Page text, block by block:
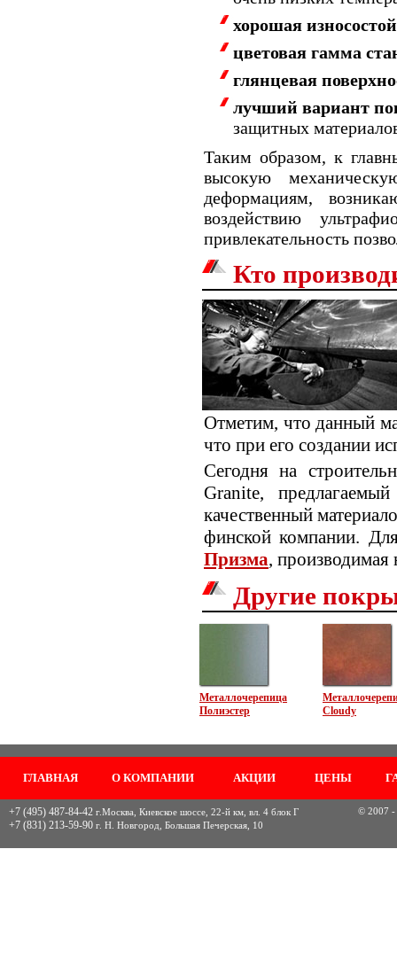
хорошая
цветовая гамма
глянцевая
лучший вариант
защитных
Таким образом, к
высокую
деформациям,
воздействию
привлекательность
Кто
Отметим, что данный
что при его создании
Сегодня на
Granite,
качественный
финской компании.
Призма, производимая
Другие
Металлочерепица
Полиэстер
Cloudy
ГЛАВНАЯ О КОМПАНИИ АКЦИИ ЦЕНЫ
+7 (495) 487-84-42 г.Москва, Киевское шоссе, 22-й км, вл. 4 блок Г
+7 (831) 213-59-90 г. Н. Новгород, Большая Печерская, 10
© 2007